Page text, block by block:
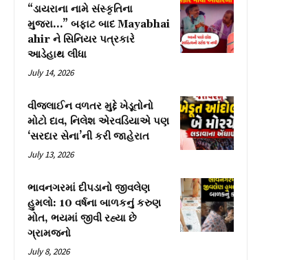
“ડાયરાના નામે સંસ્કૃતિના
મુજરા…” બફાટ બાદ Mayabhai
ahir ને સિનિયર પત્રકારે
આડેહાથ લીધા
July 14, 2026
વીજલાઈન વળતર મુદ્દે ખેડૂતોનો
મોટો દાવ, નિલેશ એરવડિયાએ પણ
‘સરદાર સેના’ની કરી જાહેરાત
July 13, 2026
ભાવનગરમાં દીપડાનો જીવલેણ
હુમલો: 10 વર્ષના બાળકનું કરુણ
મોત, ભયમાં જીવી રહ્યા છે
ગ્રામજનો
July 8, 2026